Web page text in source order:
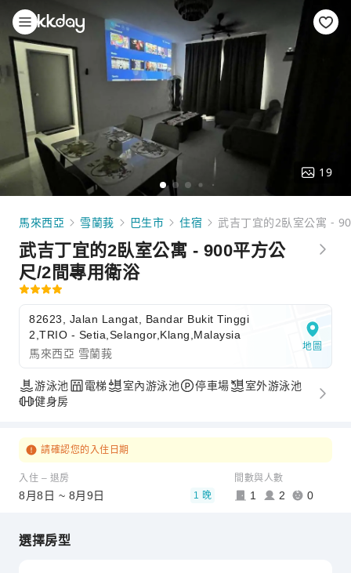
19
馬來西亞 雪蘭莪 巴生市 住宿 武吉丁宜的2臥室公寓 -
武吉丁宜的2臥室公寓 - 900平方公
尺/2間專用衛浴
82623, Jalan Langat, Bandar Bukit Tinggi
2,TRIO - Setia,Selangor,Klang,Malaysia
馬來西亞 雪蘭莪
地圖
游泳池 電梯 室內游泳池 停車場
室外游泳池
健身房
請確認您的入住日期
入住 – 退房
8月8日 ~ 8月9日 1 晚
間數與人數
1 2 0
選擇房型